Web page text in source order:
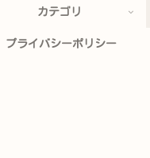
カテゴリ
プライバシーポリシー